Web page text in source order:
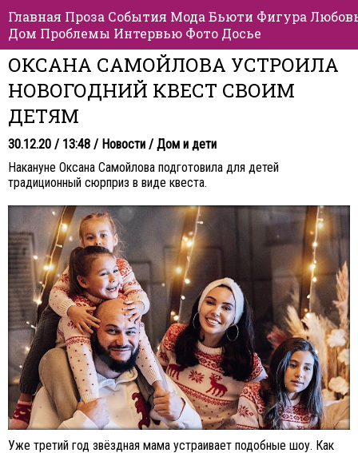
Главная Проза События Мода Бьюти Фигура
Дом Проблемы Интервью Фото Досье
ОКСАНА САМОЙЛОВА УСТРОИЛА
НОВОГОДНИЙ КВЕСТ СВОИМ
ДЕТЯМ
30.12.20 / 13:48 / Новости / Дом и дети
Накануне Оксана Самойлова подготовила для детей
традиционный сюрприз в виде квеста.
Уже третий год звёздная мама устраивает подобные шоу. Как